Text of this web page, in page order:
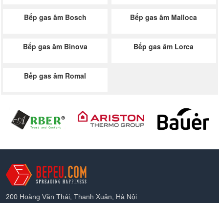
Bếp gas âm Bosch Bếp gas âm Malloca
Bếp gas âm Binova Bếp gas âm Lorca
Bếp gas âm Romal
200 Hoàng Văn Thái, Thanh Xuân, Hà Nội